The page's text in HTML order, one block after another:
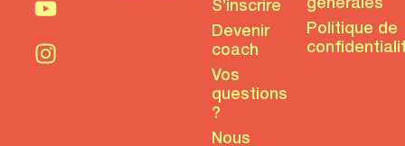
S’inscrire
Devenir
coach
Vos
questions
?
Nous
générales
Politique de